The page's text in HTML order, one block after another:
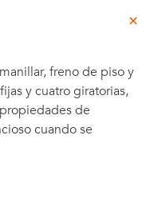
freno de piso y
y cuatro giratorias,
de
cuando se